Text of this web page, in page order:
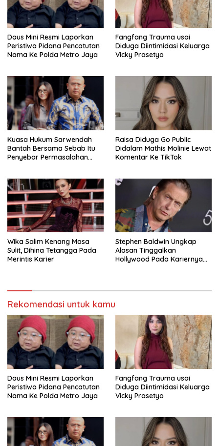
Daus Mini Resmi Laporkan
Peristiwa Pidana Pencatutan
Nama Ke Polda Metro Jaya
Fangfang Trauma usai
Diduga Diintimidasi Keluarga
Vicky Prasetyo
Kuasa Hukum Sarwendah
Bantah Bersama Sebab Itu
Penyebar Permasalahan
Raisa Diduga Go Public
Didalam Mathis Molinie Lewat
Komentar Ke TikTok
Wika Salim Kenang Masa
Sulit, Dihina Tetangga Pada
Merintis Karier
Stephen Baldwin Ungkap
Alasan Tinggalkan
Hollywood Pada Kariernya
Rekomendasi untuk kamu
Daus Mini Resmi Laporkan
Peristiwa Pidana Pencatutan
Nama Ke Polda Metro Jaya
Fangfang Trauma usai
Diduga Diintimidasi Keluarga
Vicky Prasetyo